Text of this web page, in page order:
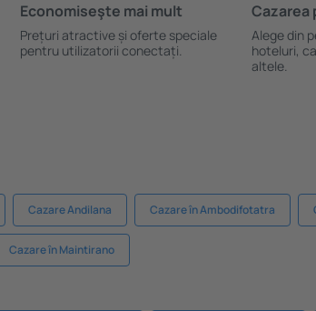
Economiseşte mai mult
Prețuri atractive și oferte speciale
pentru utilizatorii conectați.
Cazarea
Alege din
hoteluri,
altele.
Cazare Andilana Cazare în Ambodifotatra
Cazare în Maintirano